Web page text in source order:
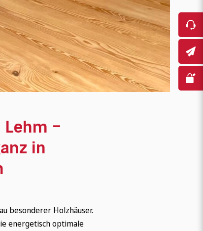
–
in
besonderer Holzhäuser.
energetisch optimale